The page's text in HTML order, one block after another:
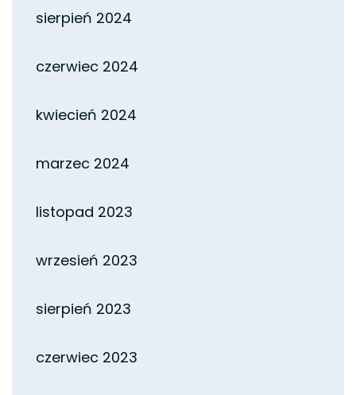
sierpień 2024
czerwiec 2024
kwiecień 2024
marzec 2024
listopad 2023
wrzesień 2023
sierpień 2023
czerwiec 2023